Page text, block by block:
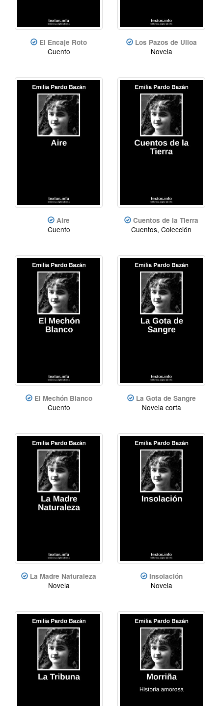
El Encaje Roto
Cuento
Los Pazos de Ulloa
Novela
Aire
Cuento
Cuentos de la Tierra
Cuentos, Colección
El Mechón Blanco
Cuento
La Gota de Sangre
Novela corta
La Madre Naturaleza
Novela
Insolación
Novela